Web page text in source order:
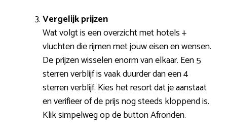
Vergelijk prijzen
Wat volgt is een overzicht met hotels +
vluchten die rijmen met jouw eisen en wensen.
De prijzen wisselen enorm van elkaar. Een 5
sterren verblijf is vaak duurder dan een 4
sterren verblijf. Kies het resort dat je aanstaat
en verifieer of de prijs nog steeds kloppend is.
Klik simpelweg op de button Afronden.